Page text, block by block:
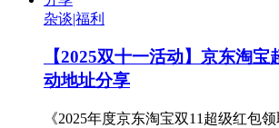
杂谈|福利
【2025双十一活动】京东淘
动地址分享
《2025年度京东淘宝双11超级红包